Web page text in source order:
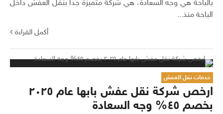
بالباحة هي وجه السعادة، هي شركة متميزة جدا بنقل العفش داخل
الباحة منذ...
أكمل القراءة
خدمات نقل العفش
ارخص شركة نقل عفش بابها عام ٢٠٢٥
بخصم ٤٥% وجه السعادة